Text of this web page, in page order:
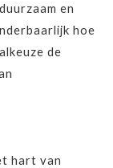
en
hoe
de
hart van